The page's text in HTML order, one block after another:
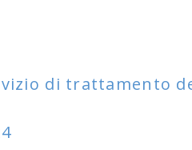
di trattamento